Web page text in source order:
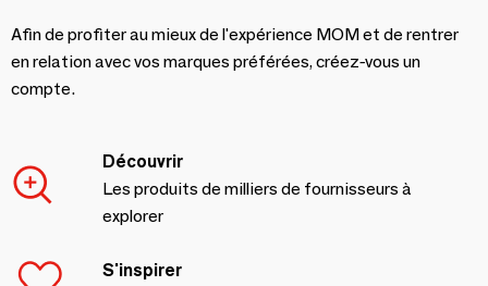
Afin de profiter au mieux de l'expérience MOM et de rentrer
en relation avec vos marques préférées, créez-vous un
compte.
Découvrir
Les produits de milliers de fournisseurs à
explorer
S'inspirer